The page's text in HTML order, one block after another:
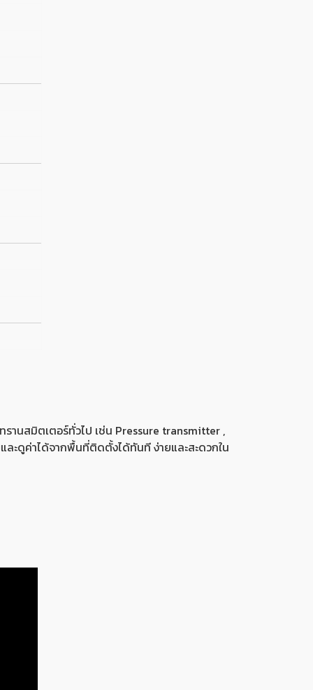
านสมิตเตอร์ทั่วไป เช่น Pressure transmitter ,
ะดูค่าได้จากพื้นที่ติดตั้งได้ทันที ง่ายและสะดวกใน